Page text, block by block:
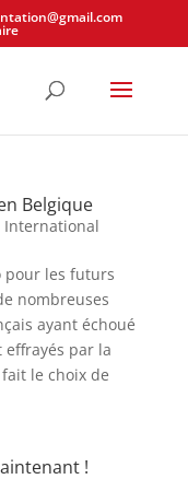
Belgique
International
pour les futurs
nombreuses
ayant échoué
effrayés par la
le choix de
!